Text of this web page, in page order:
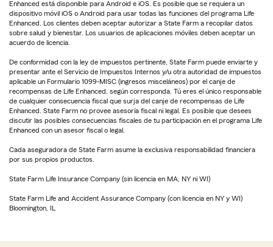
Enhanced está disponible para Android e iOS. Es posible que se requiera un
dispositivo móvil iOS o Android para usar todas las funciones del programa Life
Enhanced. Los clientes deben aceptar autorizar a State Farm a recopilar datos
sobre salud y bienestar. Los usuarios de aplicaciones móviles deben aceptar un
acuerdo de licencia.
De conformidad con la ley de impuestos pertinente, State Farm puede enviarte y
presentar ante el Servicio de Impuestos Internos y/u otra autoridad de impuestos
aplicable un Formulario 1099-MISC (ingresos misceláneos) por el canje de
recompensas de Life Enhanced, según corresponda. Tú eres el único responsable
de cualquier consecuencia fiscal que surja del canje de recompensas de Life
Enhanced. State Farm no provee asesoría fiscal ni legal. Es posible que desees
discutir las posibles consecuencias fiscales de tu participación en el programa Life
Enhanced con un asesor fiscal o legal.
Cada aseguradora de State Farm asume la exclusiva responsabilidad financiera
por sus propios productos.
State Farm Life Insurance Company (sin licencia en MA, NY ni WI)
State Farm Life and Accident Assurance Company (con licencia en NY y WI)
Bloomington, IL